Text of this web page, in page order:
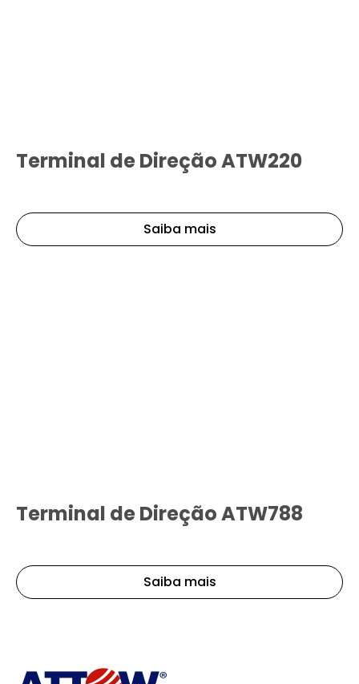
Terminal de Direção ATW220
Saiba mais
Terminal de Direção ATW788
Saiba mais